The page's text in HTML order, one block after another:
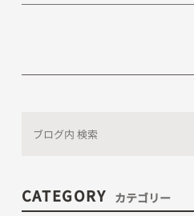
CATEGORY カテゴリー